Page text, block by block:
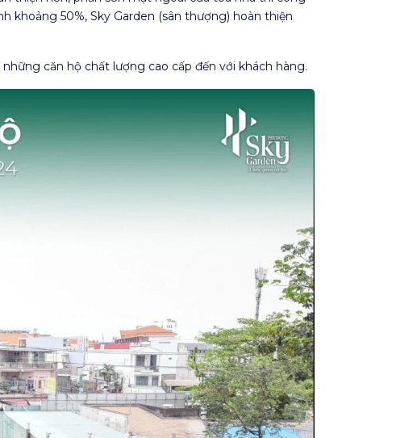
khoảng 50%, Sky Garden (sân thượng) hoàn thiện
căn hộ chất lượng cao cấp đến với khách hàng.